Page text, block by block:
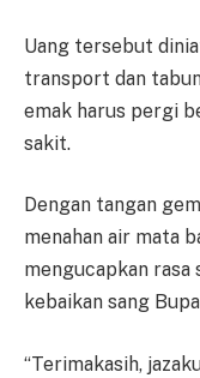
Uang tersebut
transport dan
emak harus pergi
sakit.
Dengan tangan
menahan air mata
mengucapkan rasa
kebaikan sang
“Terimakasih,